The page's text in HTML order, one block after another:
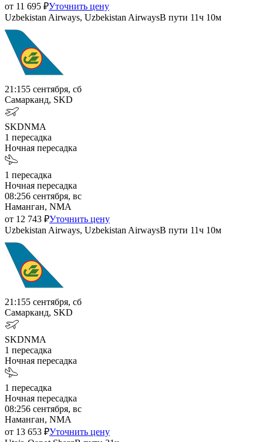
от 11 695 ₽Уточнить цену
Uzbekistan Airways, Uzbekistan AirwaysВ пути 11ч 10м
21:155 сентября, сб
Самарканд, SKD
SKDNMA
1 пересадка
Ночная пересадка
1 пересадка
Ночная пересадка
08:256 сентября, вс
Наманган, NMA
от 12 743 ₽Уточнить цену
Uzbekistan Airways, Uzbekistan AirwaysВ пути 11ч 10м
21:155 сентября, сб
Самарканд, SKD
SKDNMA
1 пересадка
Ночная пересадка
1 пересадка
Ночная пересадка
08:256 сентября, вс
Наманган, NMA
от 13 653 ₽Уточнить цену